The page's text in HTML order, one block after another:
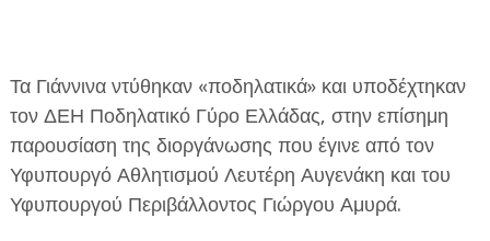
Τα Γιάννινα ντύθηκαν «ποδηλατικά» και υποδέχτηκαν
τον ΔΕΗ Ποδηλατικό Γύρο Ελλάδας, στην επίσημη
παρουσίαση της διοργάνωσης που έγινε από τον
Υφυπουργό Αθλητισμού Λευτέρη Αυγενάκη και του
Υφυπουργού Περιβάλλοντος Γιώργου Αμυρά.